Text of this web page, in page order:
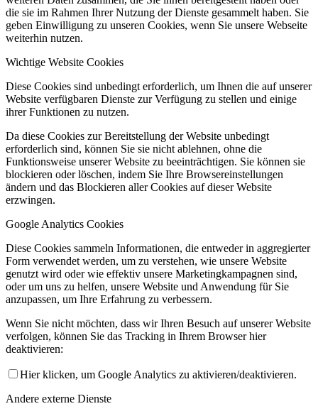
die sie im Rahmen Ihrer Nutzung der Dienste gesammelt haben. Sie
geben Einwilligung zu unseren Cookies, wenn Sie unsere Webseite
weiterhin nutzen.
Wichtige Website Cookies
Diese Cookies sind unbedingt erforderlich, um Ihnen die auf unserer
Website verfügbaren Dienste zur Verfügung zu stellen und einige
ihrer Funktionen zu nutzen.
Da diese Cookies zur Bereitstellung der Website unbedingt
erforderlich sind, können Sie sie nicht ablehnen, ohne die
Funktionsweise unserer Website zu beeinträchtigen. Sie können sie
blockieren oder löschen, indem Sie Ihre Browsereinstellungen
ändern und das Blockieren aller Cookies auf dieser Website
erzwingen.
Google Analytics Cookies
Diese Cookies sammeln Informationen, die entweder in aggregierter
Form verwendet werden, um zu verstehen, wie unsere Website
genutzt wird oder wie effektiv unsere Marketingkampagnen sind,
oder um uns zu helfen, unsere Website und Anwendung für Sie
anzupassen, um Ihre Erfahrung zu verbessern.
Wenn Sie nicht möchten, dass wir Ihren Besuch auf unserer Website
verfolgen, können Sie das Tracking in Ihrem Browser hier
deaktivieren:
Hier klicken, um Google Analytics zu aktivieren/deaktivieren.
Andere externe Dienste